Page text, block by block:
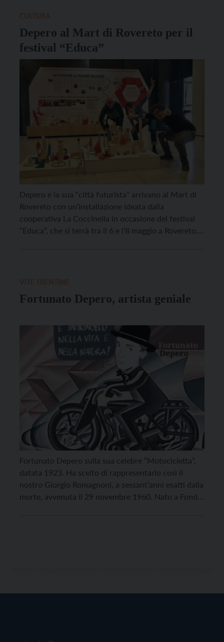
Depero al Mart di Rovereto per il
festival “Educa”
Depero e la sua “città futurista” arrivano al Mart di
Rovereto con un’installazione ideata dalla
cooperativa La Coccinella in occasione del festival
“Educa”, che si terrà tra il 6 e l’8 maggio a Rovereto.
Fortunato Depero, artista geniale
Fortunato Depero sulla sua celebre “Motocicletta”,
datata 1923. Ha scelto di rappresentarlo così il
nostro Giorgio Romagnoni, a sessant’anni esatti dalla
morte, avvenuta il 29 novembre 1960. Nato a Fondo